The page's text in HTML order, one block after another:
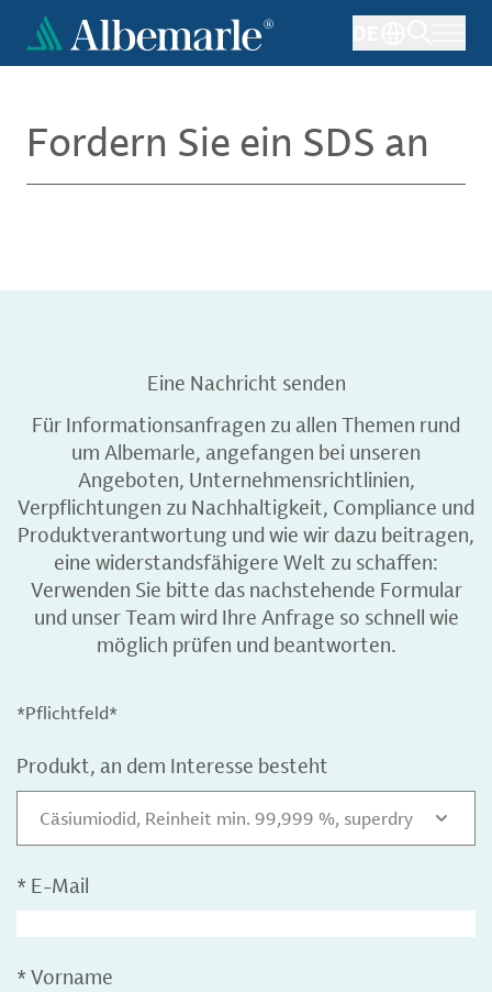
Direkt
zum
Inhalt
Fordern Sie ein SDS an
Eine Nachricht senden
Für Informationsanfragen zu allen Themen rund
um Albemarle, angefangen bei unseren
Angeboten, Unternehmensrichtlinien,
Verpflichtungen zu Nachhaltigkeit, Compliance und
Produktverantwortung und wie wir dazu beitragen,
eine widerstandsfähigere Welt zu schaffen:
Verwenden Sie bitte das nachstehende Formular
und unser Team wird Ihre Anfrage so schnell wie
möglich prüfen und beantworten.
*Pflichtfeld*
Produkt, an dem Interesse besteht
Cäsiumiodid, Reinheit min. 99,999 %, superdry
* E-Mail
* Vorname